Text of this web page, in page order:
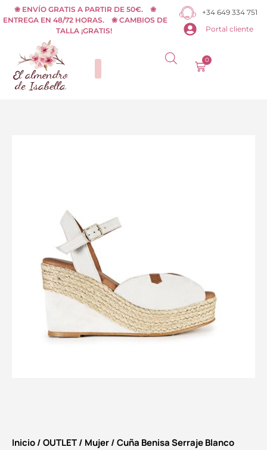
al
contenido
❀ ENVÍO GRATIS A PARTIR DE 50€. ❀
ENTREGA EN 48/72 HORAS. ❀ CAMBIOS DE
TALLA ¡GRATIS!
+34 649 334 751
Portal cliente
0
Carrito
Inicio/OUTLET/ Mujer/ Cuña Benisa Serraje Blanco